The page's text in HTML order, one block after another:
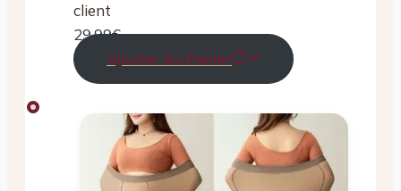
client
29.99€
Ajouter Au Panier